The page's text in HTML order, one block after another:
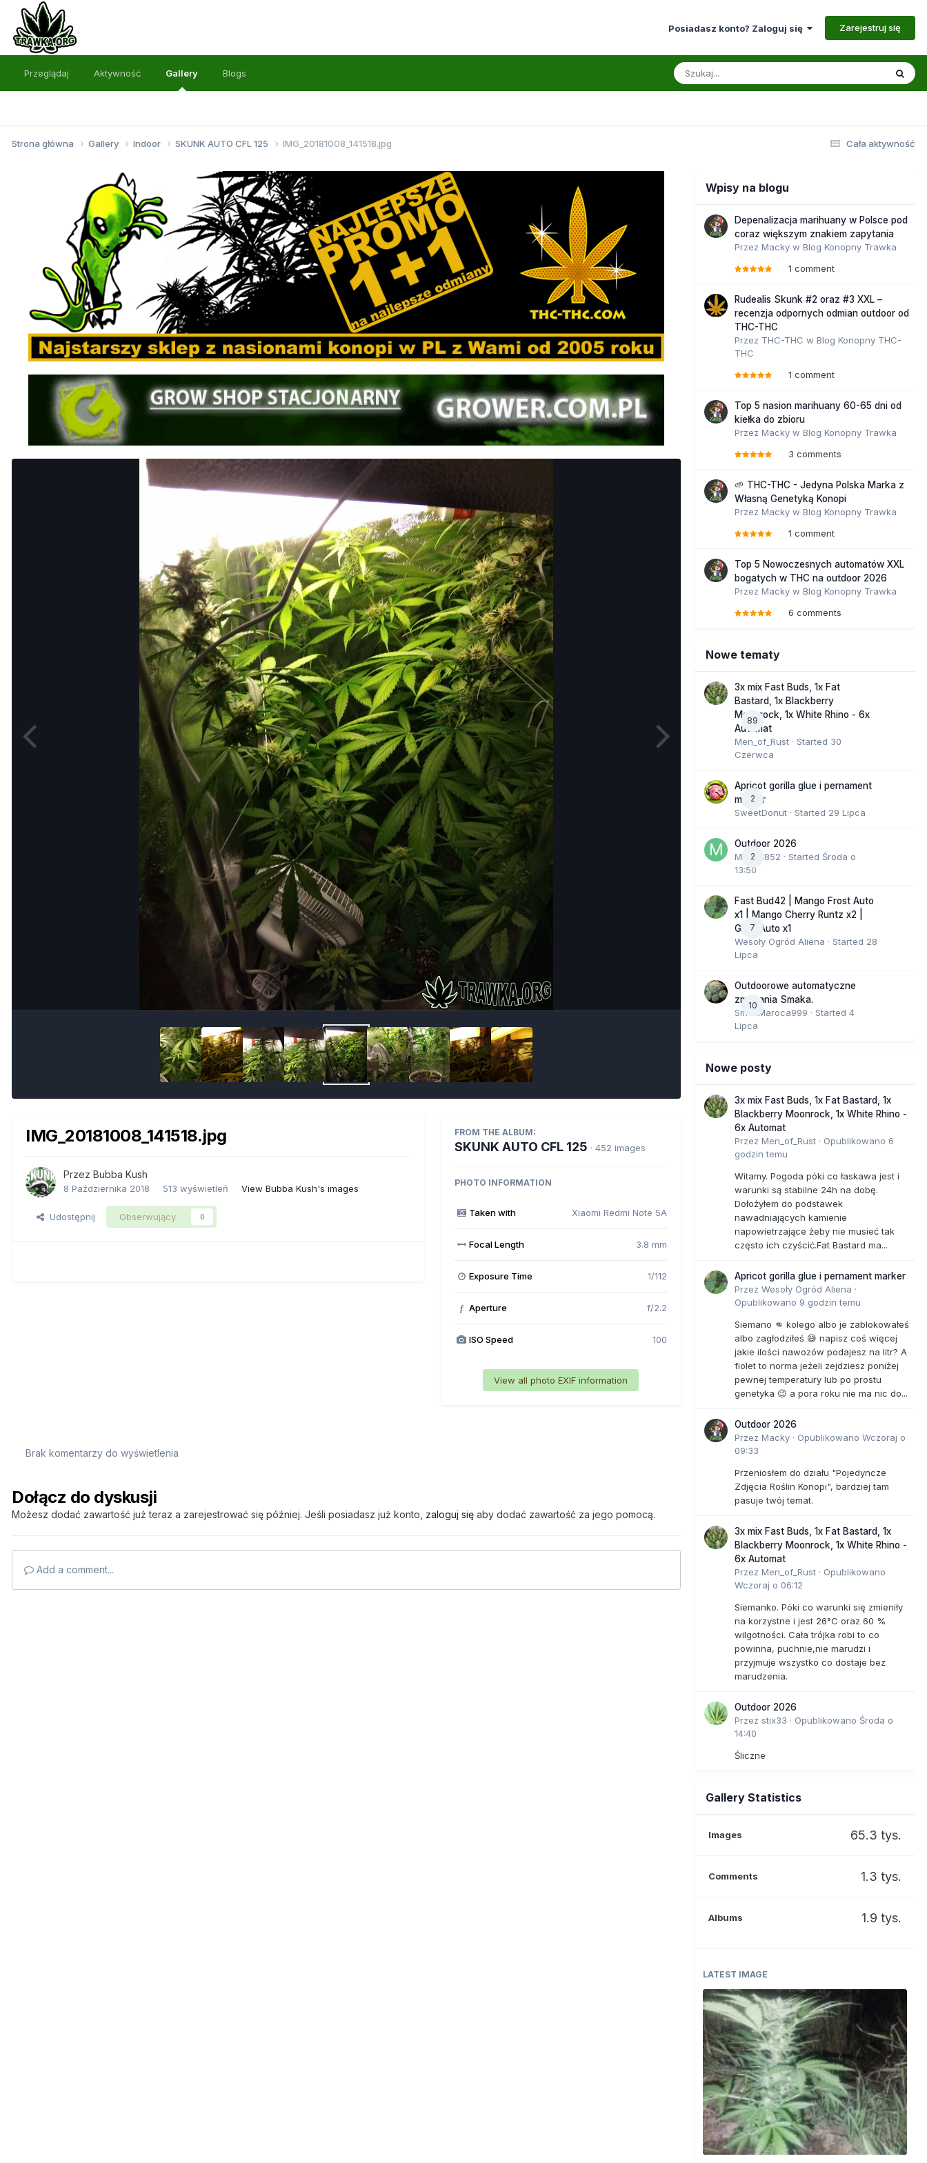
Posiadasz konto? Zaloguj się Zarejestruj się
Przeglądaj Aktywność Gallery Blogs
Cała aktywność
Strona główna Gallery Indoor SKUNK AUTO CFL 125 IMG_20181008_141518.jpg
IMG_20181008_141518.jpg
Przez Bubba Kush
8 Października 2018 513 wyświetleń View Bubba Kush's images
Udostępnij Obserwujący 0
FROM THE ALBUM:
SKUNK AUTO CFL 125 · 452 images
PHOTO INFORMATION
Taken with Xiaomi Redmi Note 5A
Focal Length 3.8 mm
Exposure Time 1/112
f Aperture f/2.2
ISO Speed 100
View all photo EXIF information
Brak komentarzy do wyświetlenia
Dołącz do dyskusji
Możesz dodać zawartość już teraz a zarejestrować się później. Jeśli posiadasz już konto, zaloguj się aby dodać zawartość za jego pomocą.
Add a comment...
Wpisy na blogu
Depenalizacja marihuany w Polsce pod
coraz większym znakiem zapytania
Przez Macky w Blog Konopny Trawka
1 comment
Rudealis Skunk #2 oraz #3 XXL –
recenzja odpornych odmian outdoor od
THC-THC
Przez THC-THC w Blog Konopny THC-
THC
1 comment
Top 5 nasion marihuany 60-65 dni od
kiełka do zbioru
Przez Macky w Blog Konopny Trawka
3 comments
🌱 THC-THC - Jedyna Polska Marka z
Własną Genetyką Konopi
Przez Macky w Blog Konopny Trawka
1 comment
Top 5 Nowoczesnych automatów XXL
bogatych w THC na outdoor 2026
Przez Macky w Blog Konopny Trawka
6 comments
Nowe tematy
89
3x mix Fast Buds, 1x Fat
Bastard, 1x Blackberry
Moonrock, 1x White Rhino - 6x
Automat
Men_of_Rust · Started 30
Czerwca
2
Apricot gorilla glue i pernament
marker
SweetDonut · Started 29 Lipca
2
Outdoor 2026
Marcel852 · Started Środa o
13:50
7
Fast Bud42 | Mango Frost Auto
x1 | Mango Cherry Runtz x2 |
GMO Auto x1
Wesoły Ogród Aliena · Started 28
Lipca
10
Outdoorowe automatyczne
zmagania Smaka.
SmakMaroca999 · Started 4
Lipca
Nowe posty
3x mix Fast Buds, 1x Fat Bastard, 1x
Blackberry Moonrock, 1x White Rhino -
6x Automat
Przez Men_of_Rust · Opublikowano 6
godzin temu
Witamy. Pogoda póki co łaskawa jest i
warunki są stabilne 24h na dobę.
Dołożyłem do podstawek
nawadniających kamienie
napowietrzające żeby nie musieć tak
często ich czyścić.Fat Bastard ma...
Apricot gorilla glue i pernament marker
Przez Wesoły Ogród Aliena ·
Opublikowano 9 godzin temu
Siemano 👊 kolego albo je zablokowałeś
albo zagłodziłeś 😅 napisz coś więcej
jakie ilości nawozów podajesz na litr? A
fiolet to norma jeżeli zejdziesz poniżej
pewnej temperatury lub po prostu
genetyka 😉 a pora roku nie ma nic do...
Outdoor 2026
Przez Macky · Opublikowano Wczoraj o
09:33
Przeniosłem do działu "Pojedyncze
Zdjęcia Roślin Konopi", bardziej tam
pasuje twój temat.
3x mix Fast Buds, 1x Fat Bastard, 1x
Blackberry Moonrock, 1x White Rhino -
6x Automat
Przez Men_of_Rust · Opublikowano
Wczoraj o 06:12
Siemanko. Póki co warunki się zmieniły
na korzystne i jest 26°C oraz 60 %
wilgotności. Cała trójka robi to co
powinna, puchnie,nie marudzi i
przyjmuje wszystko co dostaje bez
marudzenia.
Outdoor 2026
Przez stix33 · Opublikowano Środa o
14:40
Śliczne
Gallery Statistics
Images 65.3 tys.
Comments 1.3 tys.
Albums 1.9 tys.
LATEST IMAGE